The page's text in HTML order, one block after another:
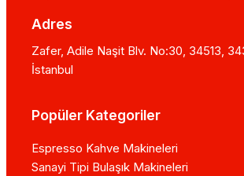
Adres
Zafer, Adile Naşit Blv. No:30, 34513,
İstanbul
Popüler Kategoriler
Espresso Kahve Makineleri
Sanayi Tipi Bulaşık Makineleri